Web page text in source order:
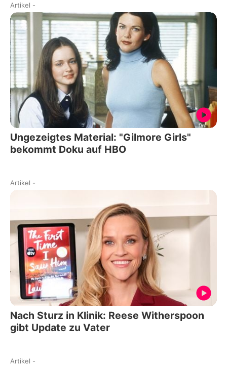
Artikel -
Ungezeigtes Material: "Gilmore Girls"
bekommt Doku auf HBO
Artikel -
Nach Sturz in Klinik: Reese Witherspoon
gibt Update zu Vater
Artikel -